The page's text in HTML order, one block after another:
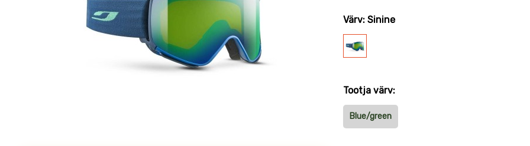
Värv: Sinine
Sinine
Tootja värv:
Blue/green